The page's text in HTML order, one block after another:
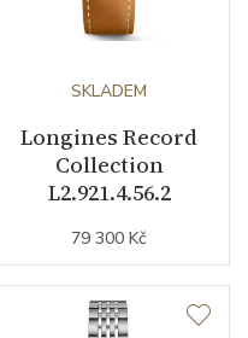
L592.4 Longines
automatický nátah
SKLADEM
Longines Record
Collection
L2.921.4.56.2
79 300 Kč